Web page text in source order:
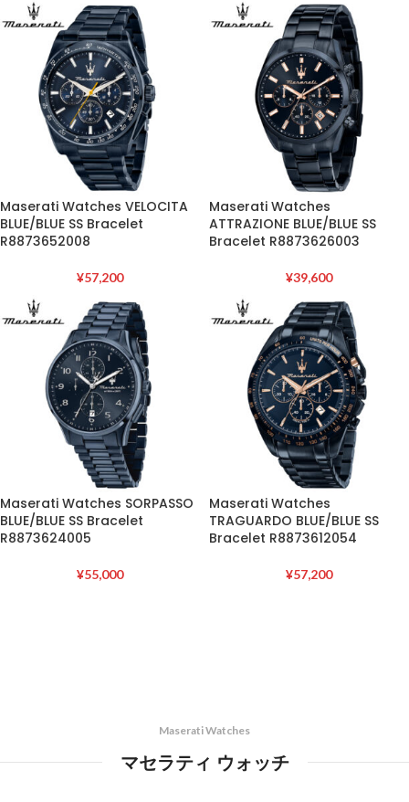
Maserati Watches VELOCITA
BLUE/BLUE SS Bracelet
R8873652008
¥57,200
Maserati Watches
ATTRAZIONE BLUE/BLUE SS
Bracelet R8873626003
¥39,600
Maserati Watches SORPASSO
BLUE/BLUE SS Bracelet
R8873624005
¥55,000
Maserati Watches
TRAGUARDO BLUE/BLUE SS
Bracelet R8873612054
¥57,200
Maserati Watches
マセラティ ウォッチ